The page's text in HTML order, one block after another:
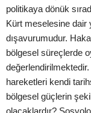
politikaya dönük
Kürt meselesine dair
dışavurumudur.
bölgesel süreçlerde
değerlendirilmektedir.
hareketleri kendi
bölgesel güçlerin